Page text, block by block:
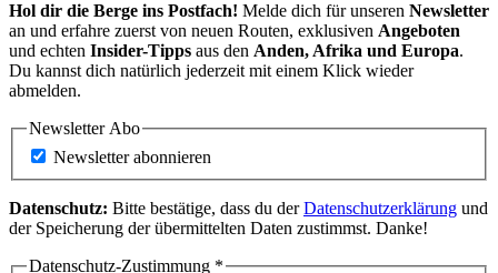
Hol dir die Berge ins Postfach! Melde dich für unseren Newsletter
an und erfahre zuerst von neuen Routen, exklusiven Angeboten
und echten Insider-Tipps aus den Anden, Afrika und Europa.
Du kannst dich natürlich jederzeit mit einem Klick wieder
abmelden.
Newsletter Abo
Newsletter abonnieren
Datenschutz: Bitte bestätige, dass du derDatenschutzerklärung und
der Speicherung der übermittelten Daten zustimmst. Danke!
Datenschutz-Zustimmung *